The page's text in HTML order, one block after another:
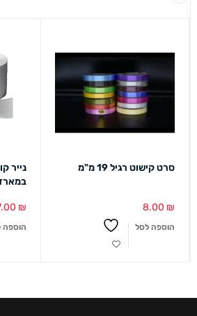
סרט קישוט רגיל 19 מ"מ
8.00 ₪
הוספה לסל
₪
הוספה